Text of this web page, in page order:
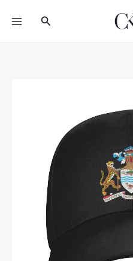
Search